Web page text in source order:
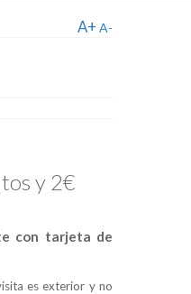
A+ A-
y 2€
con tarjeta de
es exterior y no